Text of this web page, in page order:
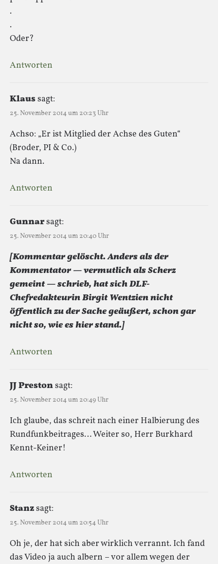
.
.
Oder?
Antworten
Klaussagt:
25. November 2014 um 20:23 Uhr
Achso: „Er ist Mitglied der Achse des Guten“
(Broder, PI & Co.)
Na dann.
Antworten
Gunnarsagt:
25. November 2014 um 20:40 Uhr
[Kommentar gelöscht. Anders als der
Kommentator — vermutlich als Scherz
gemeint — schrieb, hat sich DLF-
Chefredakteurin Birgit Wentzien nicht
öffentlich zu der Sache geäußert, schon gar
nicht so, wie es hier stand.]
Antworten
JJ Prestonsagt:
25. November 2014 um 20:49 Uhr
Ich glaube, das schreit nach einer Halbierung des
Rundfunkbeitrages… Weiter so, Herr Burkhard
Kennt-Keiner!
Antworten
Stanzsagt:
25. November 2014 um 20:54 Uhr
Oh je, der hat sich aber wirklich verrannt. Ich fand
das Video ja auch albern – vor allem wegen der